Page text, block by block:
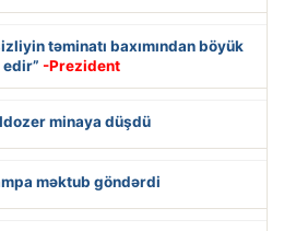
təminatı baxımından böyük
-Prezident
minaya düşdü
məktub göndərdi